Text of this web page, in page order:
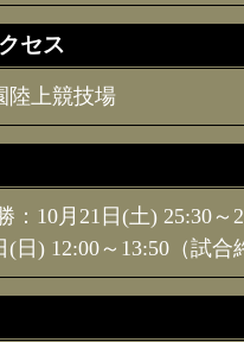
セス
陸上競技場
：10月21日(土) 25:30～
(日) 12:00～13:50（試